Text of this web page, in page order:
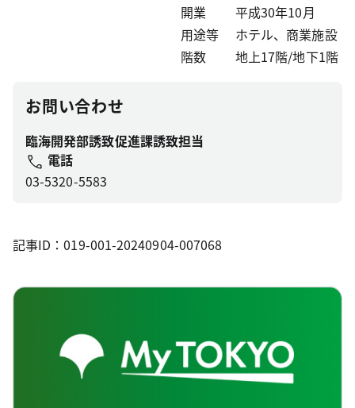
開業
平成30年10月
用途等
ホテル、商業施設
階数
地上17階/地下1階
お問い合わせ
臨海開発部誘致促進課誘致担当
電話
03-5320-5583
記事ID：019-001-20240904-007068